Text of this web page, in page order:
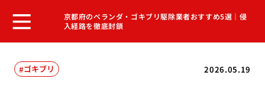
京都府のベランダ・ゴキブリ駆除業者おすすめ5選｜侵
入経路を徹底封鎖
2026.05.19
ゴキブリ